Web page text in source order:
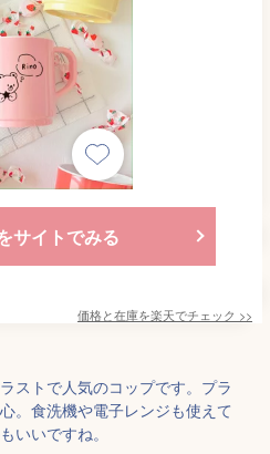
サイトでみる
価格と在庫を楽天でチェック >>
ストで人気のコップです。プラ
。食洗機や電子レンジも使えて
いいですね。